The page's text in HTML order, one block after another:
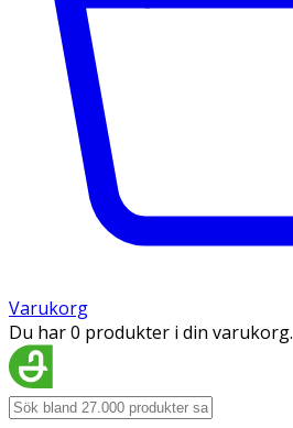
Varukorg
Du har 0 produkter i din varukorg.